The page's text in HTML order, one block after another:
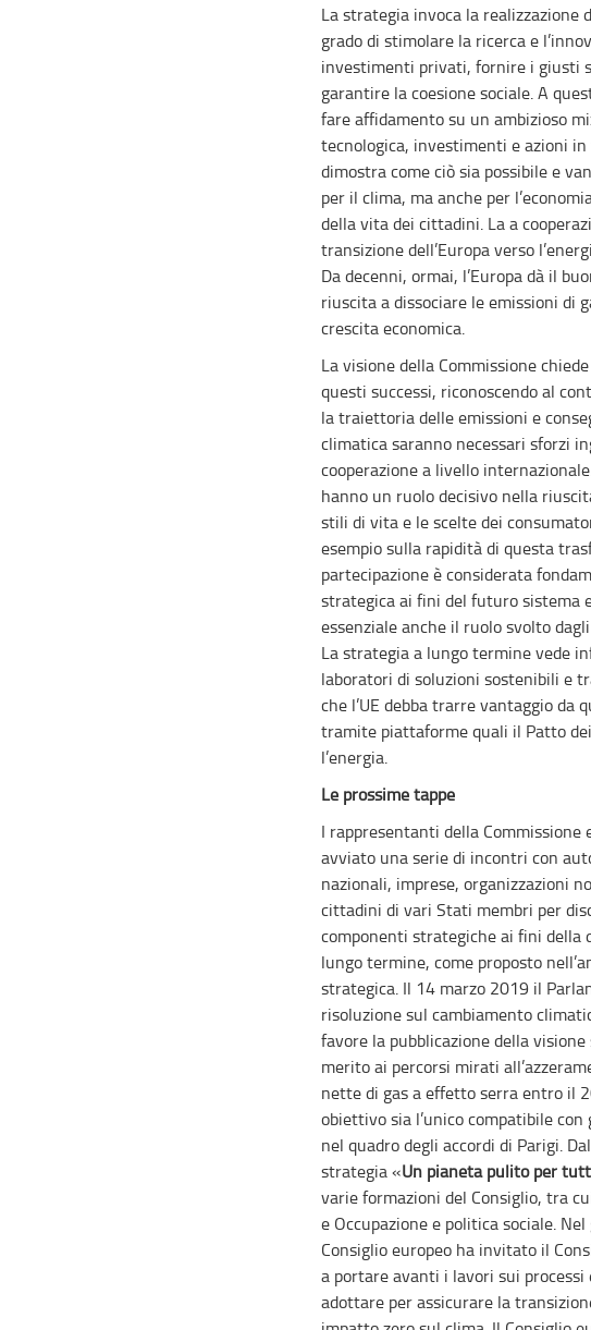
La strategia invoca la realizzazione
grado di stimolare la ricerca e
investimenti privati, fornire i giusti
garantire la coesione sociale. A
fare affidamento su un ambizioso
tecnologica, investimenti e azioni
dimostra come ciò sia possibile e
per il clima, ma anche per
della vita dei cittadini. La a
transizione dell’Europa verso
Da decenni, ormai, l’Europa dà il
riuscita a dissociare le emissioni di
crescita economica.
La visione della Commissione
questi successi, riconoscendo al
la traiettoria delle emissioni e
climatica saranno necessari sforzi
cooperazione a livello
hanno un ruolo decisivo nella
stili di vita e le scelte dei
esempio sulla rapidità di questa
partecipazione è considerata
strategica ai fini del futuro sistema
essenziale anche il ruolo svolto
La strategia a lungo termine vede
laboratori di soluzioni sostenibili e
che l’UE debba trarre vantaggio da
tramite piattaforme quali il Patto
l’energia.
Le prossime tappe
I rappresentanti della Commissione
avviato una serie di incontri con
nazionali, imprese, organizzazioni
cittadini di vari Stati membri per
componenti strategiche ai fini della
lungo termine, come proposto
strategica. Il 14 marzo 2019 il
risoluzione sul cambiamento
favore la pubblicazione della
merito ai percorsi mirati
nette di gas a effetto serra entro il
obiettivo sia l’unico compatibile con
nel quadro degli accordi di Parigi.
strategia «Un pianeta pulito per
varie formazioni del Consiglio, tra
e Occupazione e politica sociale.
Consiglio europeo ha invitato il
a portare avanti i lavori sui
adottare per assicurare la